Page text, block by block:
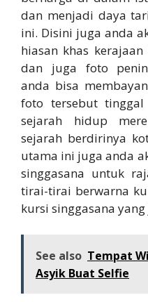
dan menjadi daya
ini. Disini juga anda
hiasan khas
dan juga foto
anda bisa
foto tersebut
sejarah hidup
sejarah berdirinya
utama ini juga anda
singgasana untuk
tirai-tirai berwarna
kursi singgasana
See also Tempat
Asyik Buat Selfie